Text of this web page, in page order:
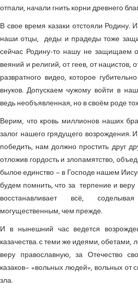
отпали, начали гнить корни древнего
В свое время казаки отстояли Родину.
наши отцы, деды и прадеды тоже
сейчас Родину-то нашу не защищаем
веяний и религий, от геев, от нацистов,
развратного видео, которое
внуков. Допускаем чужому войти в
ведь необъявленная, но в своём роде
Верим, что кровь миллионов наших
залог нашего грядущего возрождения.
победить, нам должно простить друг
отложив гордость и злопамятство,
былое единство – в Господе нашем
будем помнить, что за терпение и веру
восстанавливает всё,
могущественным, чем прежде.
И в нынешний час ведется
казачества. с теми же идеями, обетами,
веру православную, за Отечество
казаков– «вольных людей», вольных от
зла.